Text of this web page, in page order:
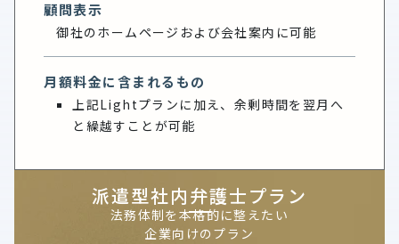
顧問表示
御社のホームページおよび会社案内に可能
月額料金に含まれるもの
上記Lightプランに加え、余剰時間を翌月へ
と繰越すことが可能
派遣型社内弁護士プラン
法務体制を本格的に整えたい
企業向けのプラン